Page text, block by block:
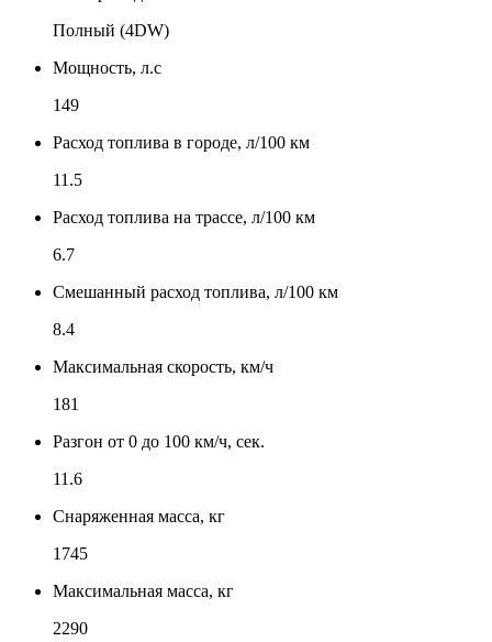
Полный (4DW)
Мощность, л.с
149
Расход топлива в городе, л/100 км
11.5
Расход топлива на трассе, л/100 км
6.7
Смешанный расход топлива, л/100 км
8.4
Максимальная скорость, км/ч
181
Разгон от 0 до 100 км/ч, сек.
11.6
Снаряженная масса, кг
1745
Максимальная масса, кг
2290